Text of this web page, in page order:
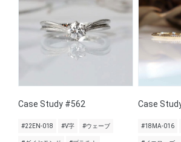
Case Study #562
#22EN-018 #V字 #ウェーブ
Case
#18MA-016